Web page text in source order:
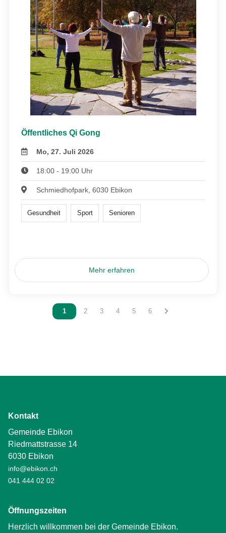
Öffentliches Qi Gong
Mo, 27. Juli 2026
18:00 - 19:00 Uhr
Schmiedhofpark, 6030 Ebikon
Gesundheit Sport Senioren
Mehr erfahren
Vous êtes sur la page
1 Vous êtes sur la page
2 Vous êtes sur la page
3 Vous êtes sur la page
4 Vous êtes sur la page
5 Vous êtes sur la page
6
Kontakt
Gemeinde Ebikon
Riedmattstrasse 14
6030 Ebikon
info@ebikon.ch
041 444 02 02
Öffnungszeiten
Herzlich willkommen bei der Gemeinde Ebikon.